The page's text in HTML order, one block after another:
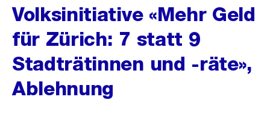
Volksinitiative «Mehr Geld
für Zürich: 7 statt 9
Stadträtinnen und -räte»,
Ablehnung